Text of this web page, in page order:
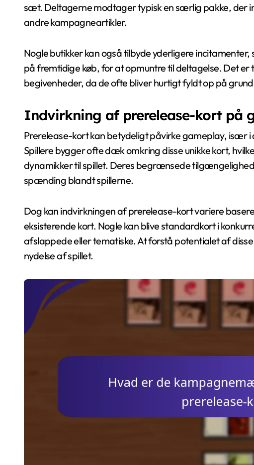
sæt. Deltagerne modtager typisk en særlig pakke, der
andre kampagneartikler.
Nogle butikker kan også tilbyde yderligere
på fremtidige køb, for at opmuntre til deltagelse. Det er
begivenheder, da de ofte bliver hurtigt fyldt op på
Indvirkning af prerelease-kort på
Prerelease-kort kan betydeligt påvirke gameplay, især
Spillere bygger ofte dæk omkring disse unikke kort,
dynamikker til spillet. Deres begrænsede
spænding blandt spillerne.
Dog kan indvirkningen af prerelease-kort variere
eksisterende kort. Nogle kan blive standardkort i
afslappede eller tematiske. At forstå potentialet af
nydelse af spillet.